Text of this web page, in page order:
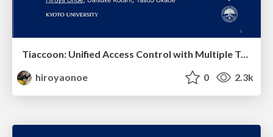
Tiaccoon: Unified Access Control with Multiple Transports in Container Networks
hiroyaonoe
0 2.3k